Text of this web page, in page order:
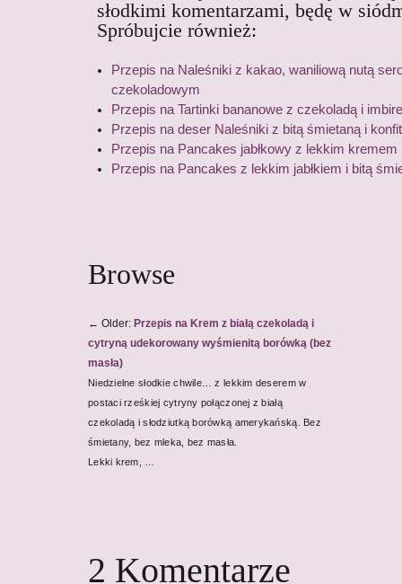
słodkimi komentarzami, będę w
Spróbujcie również:
Przepis na Naleśniki z kakao, waniliową nutą
czekoladowym
Przepis na Tartinki bananowe z czekoladą i
Przepis na deser Naleśniki z bitą śmietaną i
Przepis na Pancakes jabłkowy z lekkim kremem
Przepis na Pancakes z lekkim jabłkiem i bitą
Browse
← Older: Przepis na Krem z białą czekoladą i
cytryną udekorowany wyśmienitą borówką (bez
masła)
Niedzielne słodkie chwile… z lekkim deserem w
postaci rześkiej cytryny połączonej z białą
czekoladą i słodziutką borówką amerykańską. Bez
śmietany, bez mleka, bez masła.
Lekki krem, …
2 Komentarze